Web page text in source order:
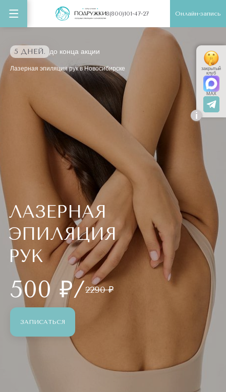
8(800)101-47-27 Онлайн-запись
5 ДНЕЙ. до конца акции
Лазерная эпиляция рук в Новосибирске
ЛАЗЕРНАЯ
ЭПИЛЯЦИЯ
РУК
500 ₽/2290 ₽
ЗАПИСАТЬСЯ
i
закрытый
клуб
MAX